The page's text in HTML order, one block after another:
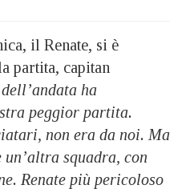
il Renate, si è
partita, capitan
ha
peggior partita.
non era da noi. Ma
squadra, con
Renate più pericoloso